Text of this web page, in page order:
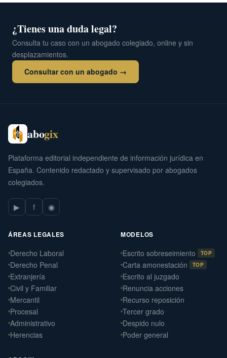
¿Tienes una duda legal?
Consulta tu caso con un abogado colegiado, online y sin
desplazamientos.
Consultar con un abogado →
abogix
Plataforma editorial independiente de información jurídica en
España. Contenido redactado y supervisado por abogados
colegiados.
▶ f ◉
ÁREAS LEGALES
Derecho Laboral
Derecho Penal
Extranjería
Civil y Familiar
Mercantil
Procesal
Administrativo
Herencias
MODELOS
Escrito sobreseimiento TOP
Carta amonestación TOP
Escrito al juzgado
Renuncia acciones
Recurso reposición
Tercer grado
Despido nulo
Poder general